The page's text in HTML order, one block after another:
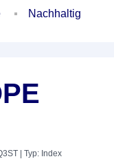
Nachhaltig
| Typ: Index